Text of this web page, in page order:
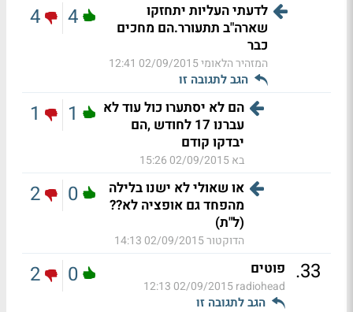
לדעתי העליות יתחזקו
שארה"ב תתעורר.הם מחכים
כבר
המזהיר הלאומי02/09/2015 12:41
הגב לתגובה זו
4
4
הם לא יסתערו כול עוד לא
עברנו 17 לחודש ,הם
יבדקו קודם
בא02/09/2015 15:26
1
1
או שאולי לא ישנו בלילה
מהפחד גם אופציה לא??
(ל"ת)
הדוקטור02/09/2015 14:13
0
2
33
. פוטים
radiohead
02/09/2015 12:13
הגב לתגובה זו
0
2